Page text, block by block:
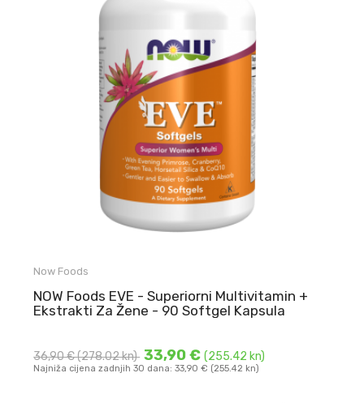
Now Foods
NOW Foods EVE - Superiorni Multivitamin +
Ekstrakti Za Žene - 90 Softgel Kapsula
36,90 €(278.02 kn) 33,90 €(255.42 kn)
Najniža cijena zadnjih 30 dana: 33,90 € (255.42 kn)